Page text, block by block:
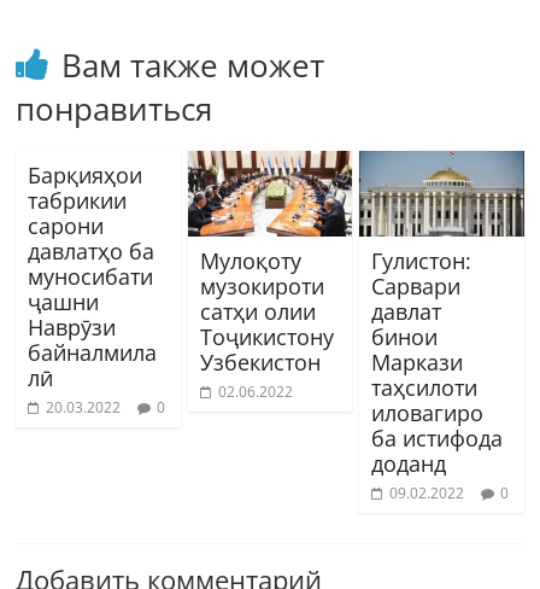
Вам также может
понравиться
Барқияҳои
табрикии
сарони
давлатҳо ба
муносибати
ҷашни
Наврӯзи
байналмила
лӣ
20.03.2022 0
Мулоқоту
музокироти
сатҳи олии
Тоҷикистону
Узбекистон
02.06.2022
Гулистон:
Сарвари
давлат
бинои
Маркази
таҳсилоти
иловагиро
ба истифода
доданд
09.02.2022 0
Добавить комментарий